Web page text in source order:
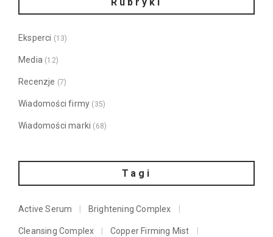
Rubryki
Eksperci (13)
Media (12)
Recenzje (7)
Wiadomości firmy (35)
Wiadomości marki (68)
Tagi
Active Serum Brightening Complex
Cleansing Complex Copper Firming Mist